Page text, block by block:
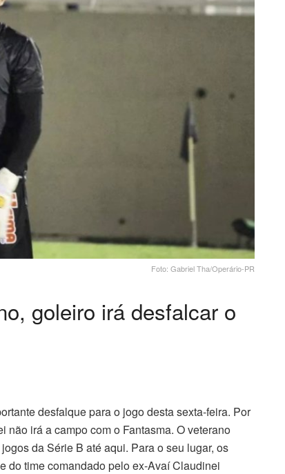
Foto: Gabriel Tha/Operário-PR
goleiro irá desfalcar o
desfalque para o jogo desta sexta-feira. Por
irá a campo com o Fantasma. O veterano
da Série B até aqui. Para o seu lugar, os
do time comandado pelo ex-Avaí Claudinei